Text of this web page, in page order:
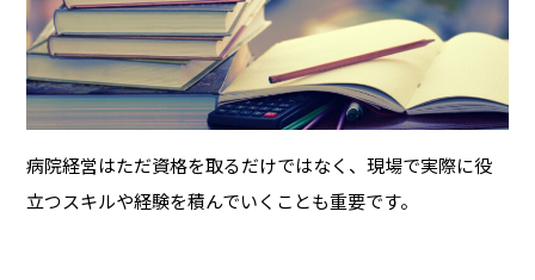
病院経営はただ資格を取るだけではなく、現場で実際に役
立つスキルや経験を積んでいくことも重要です。